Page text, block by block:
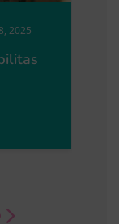
2025